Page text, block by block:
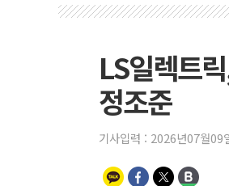
LS일렉트
정조준
기사입력 : 2026년07월09